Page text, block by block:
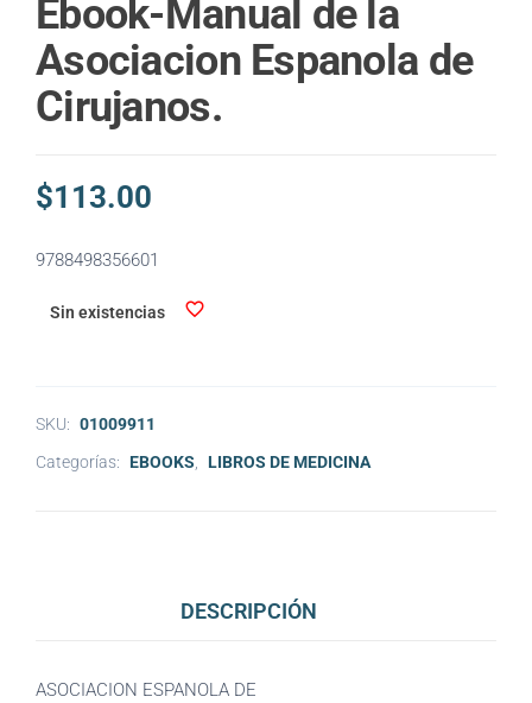
Ebook-Manual de la
Asociacion Espanola de
Cirujanos.
$113.00
9788498356601
Sin existencias
SKU: 01009911
Categorías: EBOOKS LIBROS DE MEDICINA
DESCRIPCIÓN
ASOCIACION ESPANOLA DE